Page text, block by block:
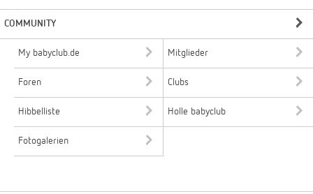
COMMUNITY
My babyclub.de Mitglieder
Foren Clubs
Hibbelliste Holle babyclub
Fotogalerien